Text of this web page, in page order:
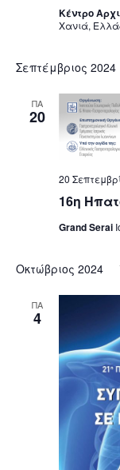
Κέντρο
Χανιά,
Σεπτέμβριος 2024
ΠΑ
20
16η
20
Grand Serai
Οκτώβριος 2024
ΠΑ
4